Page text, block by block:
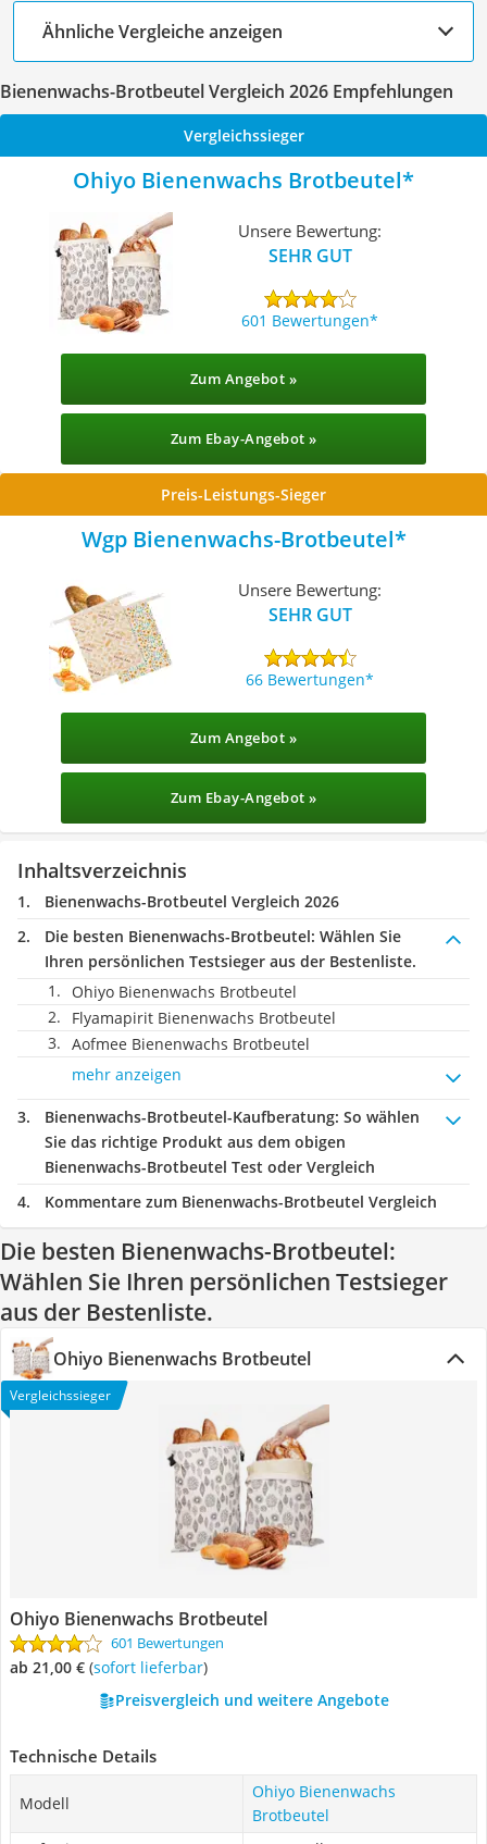
Ähnliche Vergleiche anzeigen
Bienenwachs-Brotbeutel Vergleich 2026 Empfehlungen
Vergleichssieger
Ohiyo Bienenwachs Brotbeutel
Unsere Bewertung:
SEHR GUT
601 Bewertungen
Zum Angebot »
Zum Ebay-Angebot »
Preis-Leistungs-Sieger
Wgp Bienenwachs-Brotbeutel
Unsere Bewertung:
SEHR GUT
66 Bewertungen
Zum Angebot »
Zum Ebay-Angebot »
Inhaltsverzeichnis
Bienenwachs-Brotbeutel Vergleich 2026
Die besten Bienenwachs-Brotbeutel: Wählen Sie
Ihren persönlichen Testsieger aus der Bestenliste.
Ohiyo Bienenwachs Brotbeutel
Flyamapirit Bienenwachs Brotbeutel
Aofmee Bienenwachs Brotbeutel
mehr anzeigen
Bienenwachs-Brotbeutel-Kaufberatung: So wählen
Sie das richtige Produkt aus dem obigen
Bienenwachs-Brotbeutel Test oder Vergleich
Kommentare zum Bienenwachs-Brotbeutel Vergleich
Die besten Bienenwachs-Brotbeutel:
Wählen Sie Ihren persönlichen Testsieger
aus der Bestenliste.
Ohiyo Bienenwachs Brotbeutel
Vergleichssieger
Ohiyo Bienenwachs Brotbeutel
601 Bewertungen
ab 21,00 € ( Sofort lieferbar)
Preisvergleich und weitere Angebote
Technische Details
Modell
Ohiyo Bienenwachs
Brotbeutel